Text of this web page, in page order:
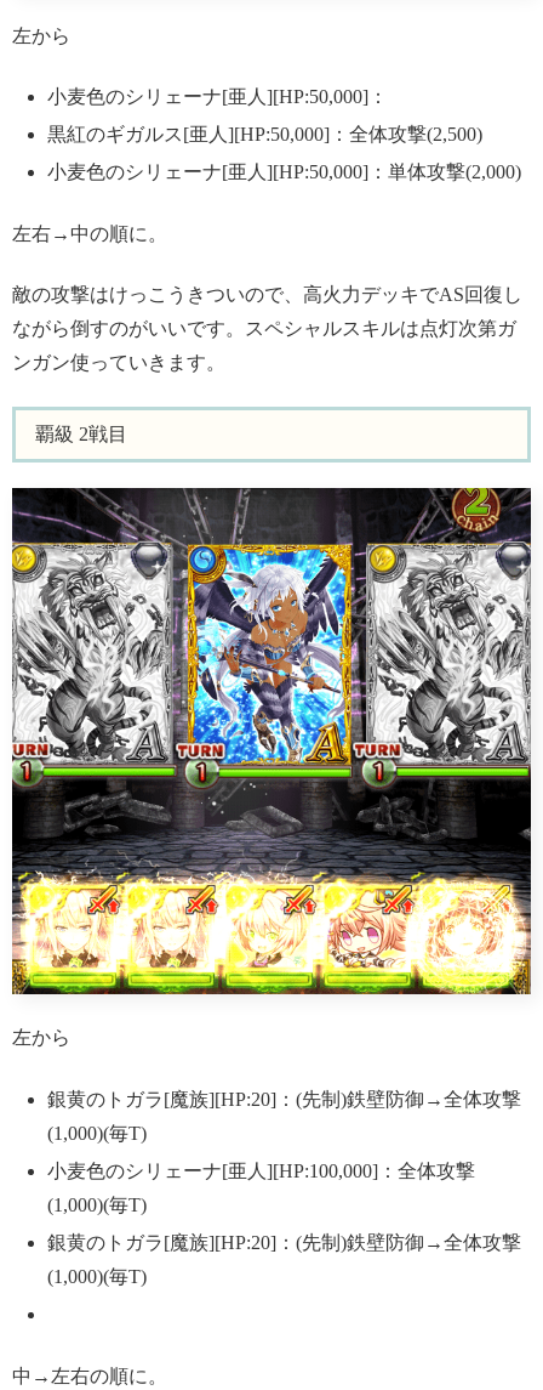
左から
小麦色のシリェーナ[亜人][HP:50,000]：
黒紅のギガルス[亜人][HP:50,000]：全体攻撃(2,500)
小麦色のシリェーナ[亜人][HP:50,000]：単体攻撃(2,000)
左右→中の順に。
敵の攻撃はけっこうきついので、高火力デッキでAS回復し
ながら倒すのがいいです。スペシャルスキルは点灯次第ガ
ンガン使っていきます。
覇級 2戦目
左から
銀黄のトガラ[魔族][HP:20]：(先制)鉄壁防御→全体攻撃
(1,000)(毎T)
小麦色のシリェーナ[亜人][HP:100,000]：全体攻撃
(1,000)(毎T)
銀黄のトガラ[魔族][HP:20]：(先制)鉄壁防御→全体攻撃
(1,000)(毎T)
中→左右の順に。